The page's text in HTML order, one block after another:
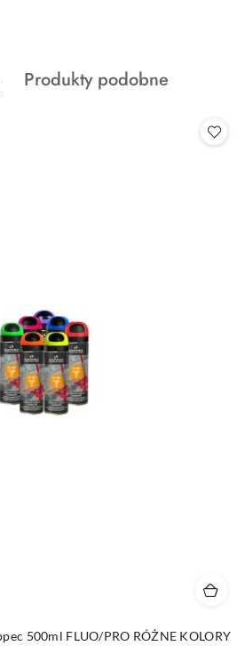
Produkty
Produkty podobne
500ml FLUO/PRO RÓŻNE KOLORY